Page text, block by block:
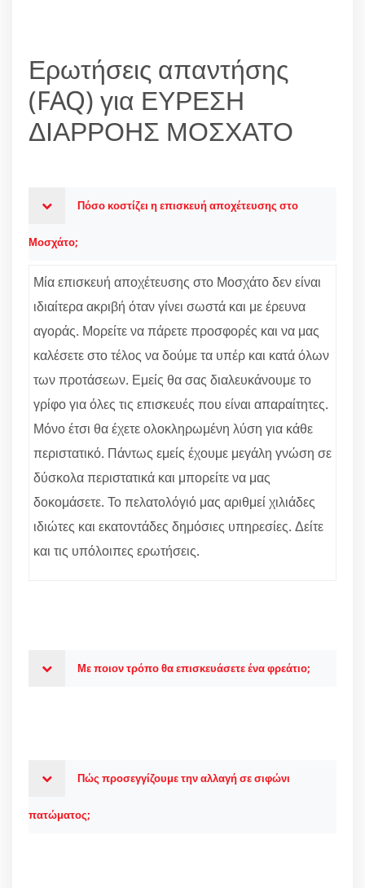
Ερωτήσεις απαντήσης
(FAQ) για ΕΥΡΕΣΗ
ΔΙΑΡΡΟΗΣ ΜΟΣΧΑΤΟ
Πόσο κοστίζει η επισκευή αποχέτευσης στο
Μοσχάτο;
Μία επισκευή αποχέτευσης στο Μοσχάτο δεν είναι
ιδιαίτερα ακριβή όταν γίνει σωστά και με έρευνα
αγοράς. Μορείτε να πάρετε προσφορές και να μας
καλέσετε στο τέλος να δούμε τα υπέρ και κατά όλων
των προτάσεων. Εμείς θα σας διαλευκάνουμε το
γρίφο για όλες τις επισκευές που είναι απαραίτητες.
Μόνο έτσι θα έχετε ολοκληρωμένη λύση για κάθε
περιστατικό. Πάντως εμείς έχουμε μεγάλη γνώση σε
δύσκολα περιστατικά και μπορείτε να μας
δοκομάσετε. Το πελατολόγιό μας αριθμεί χιλιάδες
ιδιώτες και εκατοντάδες δημόσιες υπηρεσίες. Δείτε
και τις υπόλοιπες ερωτήσεις.
Με ποιον τρόπο θα επισκευάσετε ένα φρεάτιο;
Πώς προσεγγίζουμε την αλλαγή σε σιφώνι
πατώματος;